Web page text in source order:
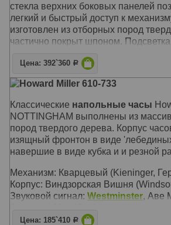
стекла верхних боковых панелей
легкий и быстрый доступ к
изготовлен из отборных пород
частично покрыт шпоном.
неосвещенном помещении.
часов обеспечивают устойчивость
или полах с ковровым покрытием. В
включена капсула с фамильным
можете записывать историю этих
Механизм: Механический с
(Kieninger, Германия)
Корпус: Наследственный Дуб
Звуковой сигнал:
Westminster,
Бой
Размер: 225 x 69 х 41 см
Цена: 392`360 Р
Howard Miller 610-733
Классические напольные часы
NOTTINGHAM выполнены из
пород твердого дерева. Корпус
изящный фронтон в виде
навершие в виде кубка и и резной
Механизм: Кварцевый (Kieninger,
Корпус: Виндзорская Вишня
Звуковой сигнал: Westminster, Аве
Цена: 185`410 Р